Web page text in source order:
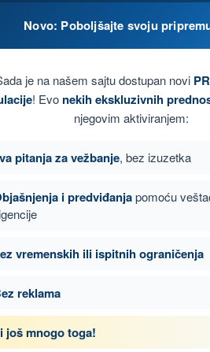
136 Sledeće
STS - Potvrda o osposobljenosti
Novo: Poboljšajte svoju
je na našem sajtu dostupan novi
! Evo nekih ekskluzivnih
njegovim aktiviranjem:
pitanja za vežbanje, bez izuzetka
i predviđanjapomoću
vremenskih ili ispitnih ograničenja
reklama
još mnogo toga!